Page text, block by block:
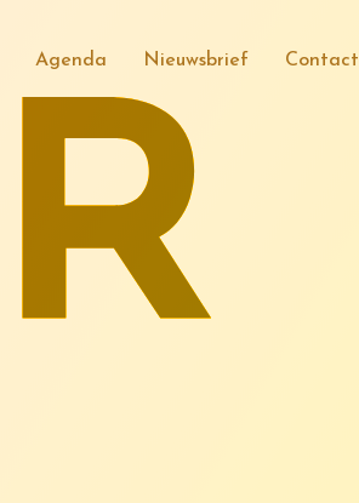
Agenda Nieuwsbrief Contact